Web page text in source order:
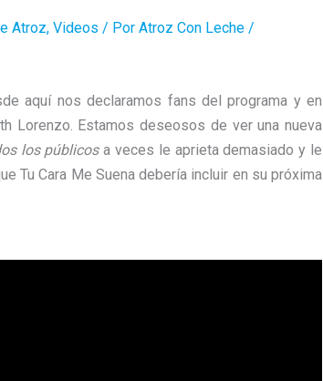
Atroz, Videos / Por Atroz Con Leche /
aquí nos declaramos fans del programa y en
Lorenzo. Estamos deseosos de ver una nueva
los públicosa veces le aprieta demasiado y le
Tu Cara Me Suena debería incluir en su próxima